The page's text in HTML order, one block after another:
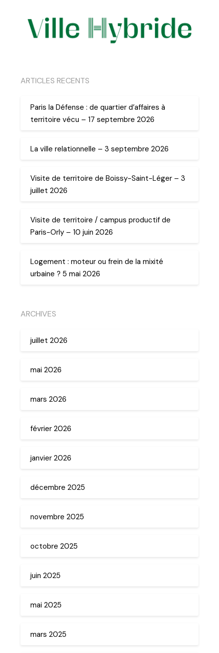
ARTICLES RECENTS
Paris la Défense : de quartier d’affaires à
territoire vécu – 17 septembre 2026
La ville relationnelle – 3 septembre 2026
Visite de territoire de Boissy-Saint-Léger – 3
juillet 2026
Visite de territoire / campus productif de
Paris-Orly – 10 juin 2026
Logement : moteur ou frein de la mixité
urbaine ? 5 mai 2026
ARCHIVES
juillet 2026
mai 2026
mars 2026
février 2026
janvier 2026
décembre 2025
novembre 2025
octobre 2025
juin 2025
mai 2025
mars 2025